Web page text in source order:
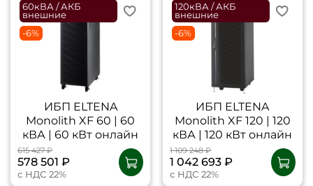
60кВА / АКБ
внешние
-6%
ИБП ELTENA
Monolith XF 60 | 60
кВА | 60 кВт онлайн
615 427 ₽
578 501 ₽
с НДС 22%
120кВА / АКБ
внешние
-6%
ИБП ELTENA
Monolith XF 120 | 120
кВА | 120 кВт онлайн
1 109 248 ₽
1 042 693 ₽
с НДС 22%